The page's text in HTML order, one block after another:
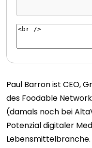
Paul Barron ist CEO,
des Foodable
(damals noch bei
Potenzial digitaler